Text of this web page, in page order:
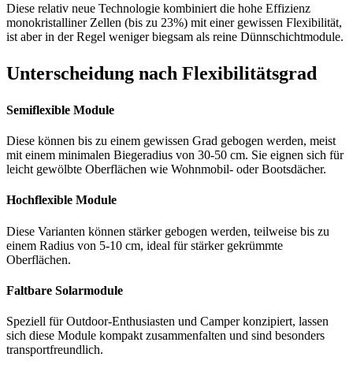
Diese relativ neue Technologie kombiniert die hohe Effizienz
monokristalliner Zellen (bis zu 23%) mit einer gewissen Flexibilität,
ist aber in der Regel weniger biegsam als reine Dünnschichtmodule.
Unterscheidung nach Flexibilitätsgrad
Semiflexible Module
Diese können bis zu einem gewissen Grad gebogen werden, meist
mit einem minimalen Biegeradius von 30-50 cm. Sie eignen sich für
leicht gewölbte Oberflächen wie Wohnmobil- oder Bootsdächer.
Hochflexible Module
Diese Varianten können stärker gebogen werden, teilweise bis zu
einem Radius von 5-10 cm, ideal für stärker gekrümmte
Oberflächen.
Faltbare Solarmodule
Speziell für Outdoor-Enthusiasten und Camper konzipiert, lassen
sich diese Module kompakt zusammenfalten und sind besonders
transportfreundlich.